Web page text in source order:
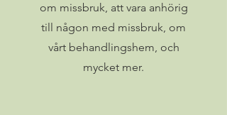
om missbruk, att vara anhörig
till någon med missbruk, om
vårt behandlingshem, och
mycket mer.